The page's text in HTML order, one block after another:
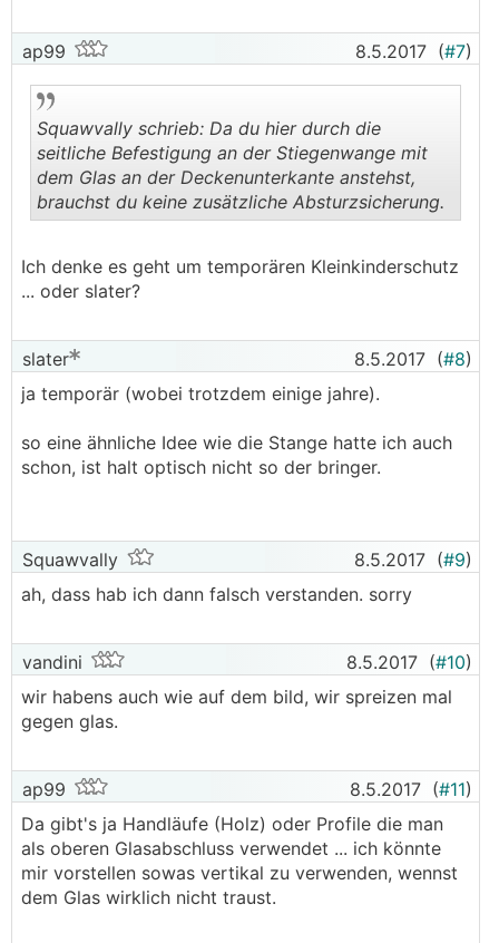
ap99 8.5.2017 (#7)
..
Squawvally schrieb: Da du hier durch die
seitliche Befestigung an der Stiegenwange mit
dem Glas an der Deckenunterkante anstehst,
brauchst du keine zusätzliche Absturzsicherung.
Ich denke es geht um temporären Kleinkinderschutz
... oder slater?
slater 8.5.2017 (#8)
ja temporär (wobei trotzdem einige jahre).
so eine ähnliche Idee wie die Stange hatte ich auch
schon, ist halt optisch nicht so der bringer.
Squawvally 8.5.2017 (#9)
ah, dass hab ich dann falsch verstanden. sorry
vandini 8.5.2017 (#10)
wir habens auch wie auf dem bild, wir spreizen mal
gegen glas.
ap99 8.5.2017 (#11)
Da gibt's ja Handläufe (Holz) oder Profile die man
als oberen Glasabschluss verwendet ... ich könnte
mir vorstellen sowas vertikal zu verwenden, wennst
dem Glas wirklich nicht traust.